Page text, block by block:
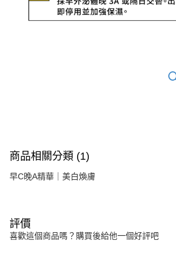
商品相關分類 (1)
早C晚A精華｜美白煥膚
評價
喜歡這個商品嗎？購買後給他一個好評吧